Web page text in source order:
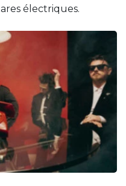
électriques.